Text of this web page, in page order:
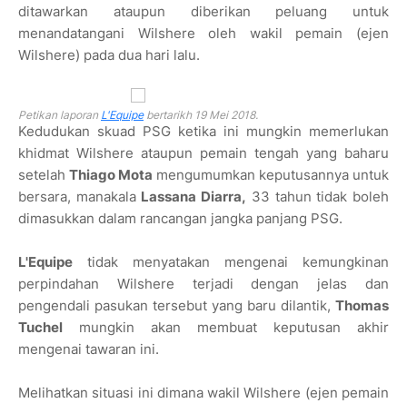
ditawarkan ataupun diberikan peluang untuk
menandatangani Wilshere oleh wakil pemain (ejen
Wilshere) pada dua hari lalu.
Petikan laporan L'Equipebertarikh 19 Mei 2018.
Kedudukan skuad PSG ketika ini mungkin memerlukan
khidmat Wilshere ataupun pemain tengah yang baharu
setelah Thiago Mota mengumumkan keputusannya untuk
bersara, manakala Lassana Diarra, 33 tahun tidak boleh
dimasukkan dalam rancangan jangka panjang PSG.
L'Equipe tidak menyatakan mengenai kemungkinan
perpindahan Wilshere terjadi dengan jelas dan
pengendali pasukan tersebut yang baru dilantik, Thomas
Tuchel mungkin akan membuat keputusan akhir
mengenai tawaran ini.
Melihatkan situasi ini dimana wakil Wilshere (ejen pemain